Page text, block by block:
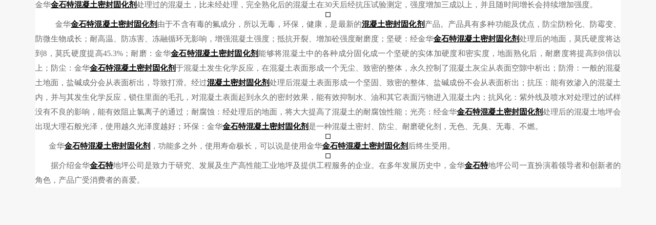
金华金石特混凝土密封固化剂处理过的混凝土，比未经处理，完全熟化后的混凝土在30天后经抗压试验测定，强度增加三成以上，并且随时间增长会持续增加强度。
金华金石特混凝土密封固化剂 由于不含有毒的氟成分，所以无毒，环保，健康，是最新的混凝土密封固化剂 产品。产品具有多种功能及优点，防尘防粉化、防霉变、
防微生物成长；耐高温、防冻害、冻融循环无影响，增强混凝土强度；抵抗开裂、增加砼强度耐磨度；坚硬：经金华金石特混凝土密封固化剂处理后的地面，莫氏硬度将达
到8，莫氏硬度提高45.3%；耐磨：金华金石特混凝土密封固化剂能够将混凝土中的各种成分固化成一个坚硬的实体加硬度和密实度，地面熟化后，耐磨度将提高到8倍以
上；防尘：金华金石特混凝土密封固化剂于混凝土发生化学反应，在混凝土表面形成一个无尘、致密的整体，永久控制了混凝土灰尘从表面空隙中析出；防滑：一般的混凝
土地面，盐碱成分会从表面析出，导致打滑。经过混凝土密封固化剂处理后混凝土表面形成一个坚固、致密的整体、盐碱成份不会从表面析出；抗压：能有效渗入的混凝土
内，并与其发生化学反应，锁住里面的毛孔，对混凝土表面起到永久的密封效果，能有效抑制水、油和其它表面污物进入混凝土内；抗风化：紫外线及喷水对处理过的试样
没有不良的影响，能有效阻止氯离子的通过；耐腐蚀：经处理后的地面，将大大提高了混凝土的耐腐蚀性能；光亮：经金华金石特混凝土密封固化剂处理后的混凝土地坪会
出现大理石般光泽，使用越久光泽度越好；环保：金华金石特混凝土密封固化剂 是一种混凝土密封、防尘、耐磨硬化剂，无色、无臭、无毒、不燃。
金华金石特混凝土密封固化剂 ，功能多之外，使用寿命极长，可以说是使用金华金石特混凝土密封固化剂 后终生受用。
据介绍金华金石特地坪公司是致力于研究、发展及生产高性能工业地坪及提供工程服务的企业。在多年发展历史中，金华金石特地坪公司一直扮演着领导者和创新者的
角色，产品广受消费者的喜爱。